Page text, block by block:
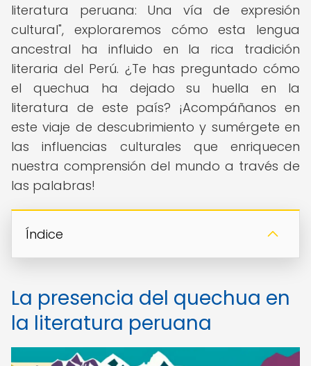
literatura peruana: Una vía de expresión
cultural", exploraremos cómo esta lengua
ancestral ha influido en la rica tradición
literaria del Perú. ¿Te has preguntado cómo
el quechua ha dejado su huella en la
literatura de este país? ¡Acompáñanos en
este viaje de descubrimiento y sumérgete en
las influencias culturales que enriquecen
nuestra comprensión del mundo a través de
las palabras!
Índice
La presencia del quechua en
la literatura peruana